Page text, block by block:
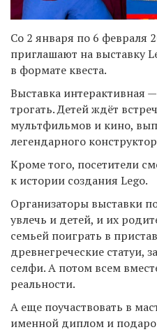
Со 2 января по 6 февраля
приглашают на выставку
в формате квеста.
Выставка интерактивная
трогать. Детей ждёт
мультфильмов и кино,
легендарного
Кроме того, посетители
к истории создания Lego.
Организаторы выставки
увлечь и детей, и их
семьей поиграть в
древнегреческие статуи,
селфи. А потом всем
реальности.
А еще поучаствовать в
именной диплом и